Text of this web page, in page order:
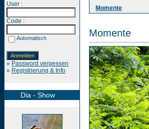
User :
Code :
Automatisch
» Password vergessen
» Registrierung & Info
Dia - Show
Momente
Momente